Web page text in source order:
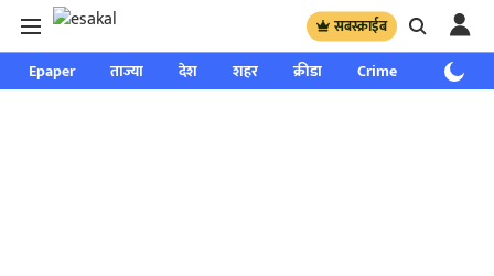
सबस्क्राईब
Epaper ताज्या देश शहर क्रीडा Crime साप्ताहिक